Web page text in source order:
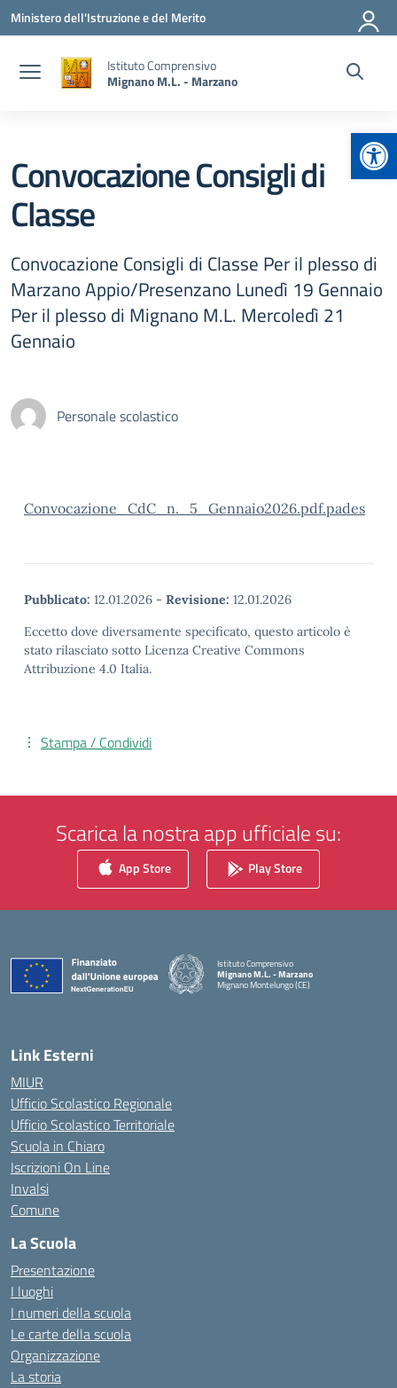
Vai ai contenuti
Vai al menu di navigazione
Vai al footer
Ministero dell'Istruzione e del Merito
Istituto Comprensivo
Mignano M.L. - Marzano
Convocazione Consigli di
Classe
Convocazione Consigli di Classe Per il plesso di
Marzano Appio/Presenzano Lunedì 19 Gennaio
Per il plesso di Mignano M.L. Mercoledì 21
Gennaio
Personale scolastico
Convocazione_CdC_n._5_Gennaio2026.pdf.pades
Pubblicato: 12.01.2026 - Revisione: 12.01.2026
Eccetto dove diversamente specificato, questo articolo è
stato rilasciato sotto Licenza Creative Commons
Attribuzione 4.0 Italia.
Stampa / Condividi
Scarica la nostra app ufficiale su:
App Store Play Store
Istituto Comprensivo
Mignano M.L. - Marzano
Mignano Montelungo (CE)
— Visita la pagina iniziale della scuola
Link Esterni
MIUR
Ufficio Scolastico Regionale
Ufficio Scolastico Territoriale
Scuola in Chiaro
Iscrizioni On Line
Invalsi
Comune
La Scuola
Presentazione
I luoghi
I numeri della scuola
Le carte della scuola
Organizzazione
La storia